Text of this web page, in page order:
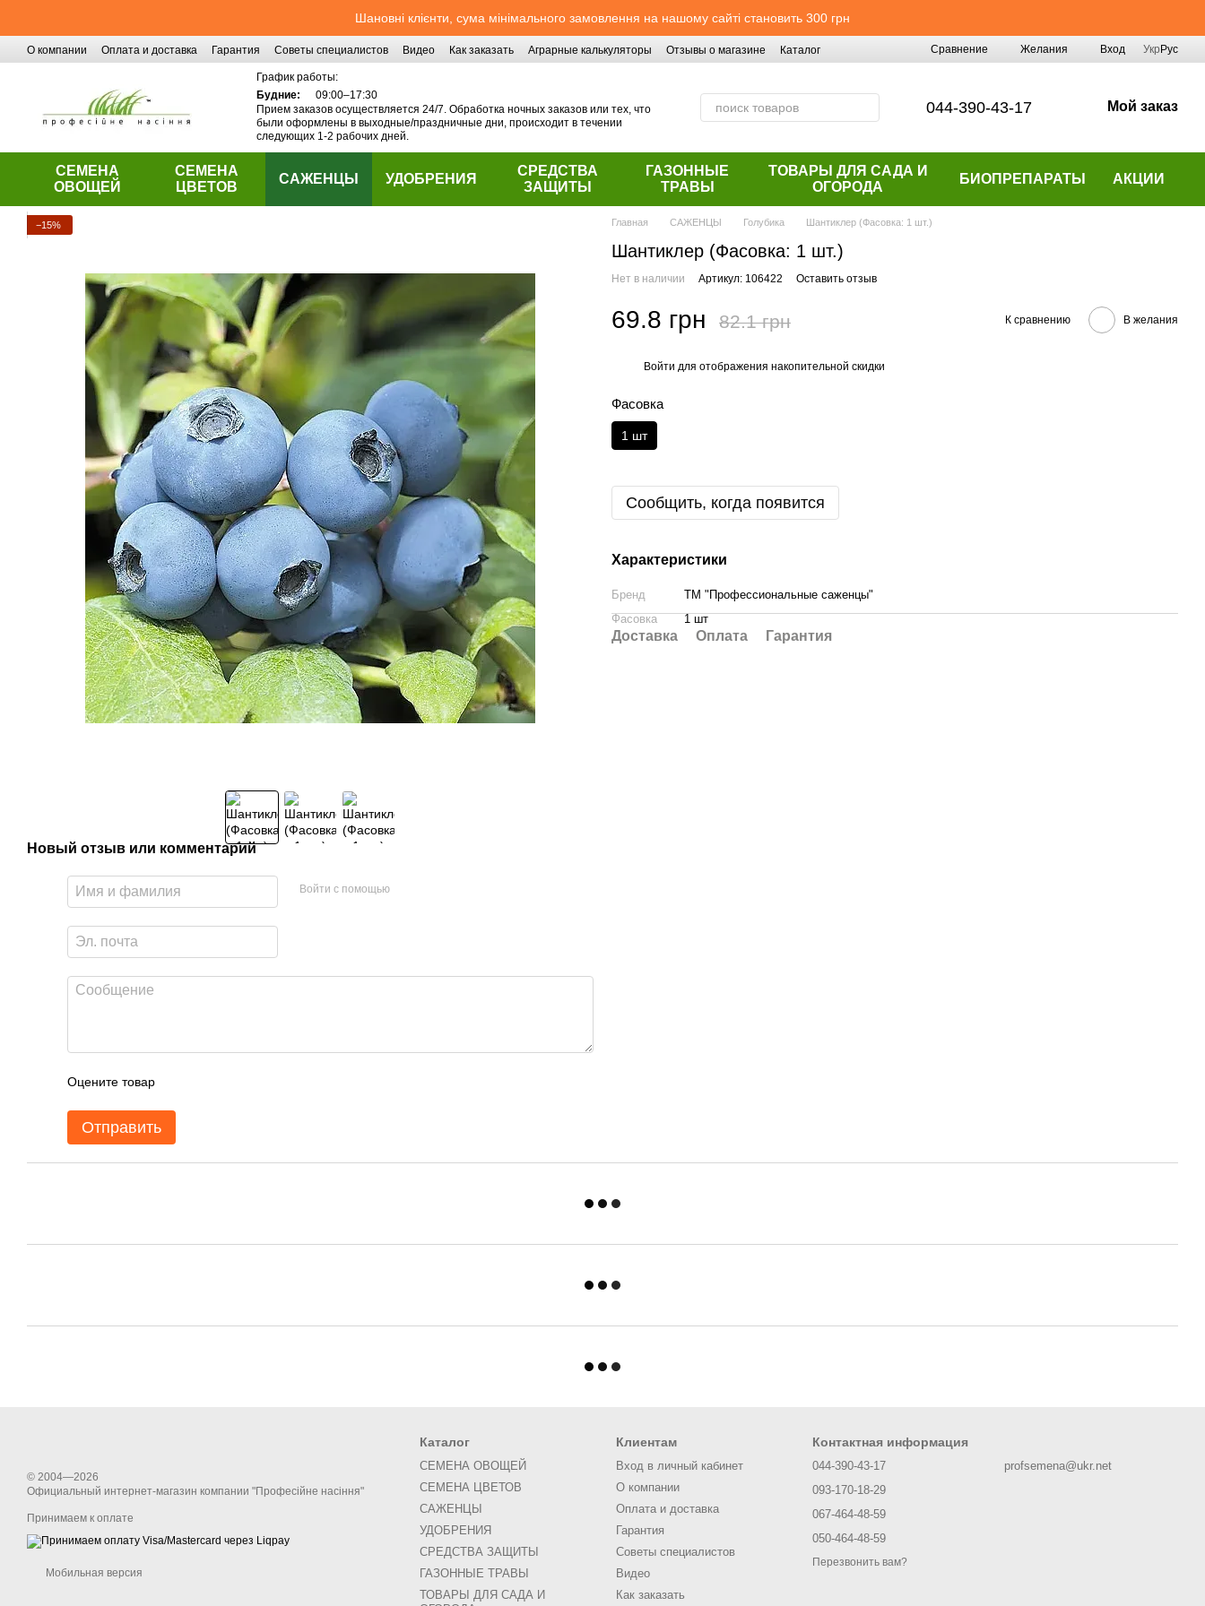
Шановні клієнти, сума мінімального замовлення на нашому сайті становить 300 грн
О компании Оплата и доставка Гарантия Советы специалистов Видео Как заказать Аграрные калькуляторы Отзывы о магазине
Каталог
Сравнение Желания Вход УкрРус
График работы:
Будние:
09:00–17:30
Прием заказов осуществляется 24/7. Обработка ночных заказов или тех, что
были оформлены в выходные/праздничные дни, происходит в течении
следующих 1-2 рабочих дней.
044-390-43-17 Мой заказ
СЕМЕНА
ОВОЩЕЙ
СЕМЕНА
ЦВЕТОВ
САЖЕНЦЫ УДОБРЕНИЯ
СРЕДСТВА
ЗАЩИТЫ
ГАЗОННЫЕ
ТРАВЫ
ТОВАРЫ ДЛЯ САДА И
ОГОРОДА
БИОПРЕПАРАТЫ АКЦИИ
−15%
Новый отзыв или комментарий
Войти с помощью
Оцените товар
Отправить
Главная САЖЕНЦЫ Голубика Шантиклер (Фасовка: 1 шт.)
Шантиклер (Фасовка: 1 шт.)
Нет в наличии Артикул: 106422 Оставить отзыв
69.8 грн 82.1 грн К сравнению В желания
Войти для отображения накопительной скидки
Фасовка
1 шт
Сообщить, когда появится
Характеристики
Бренд
ТМ "Профессиональные саженцы"
Фасовка
1 шт
Доставка Оплата Гарантия
© 2004—2026
Официальный интернет-магазин компании "Професійне насіння"
Принимаем к оплате
Мобильная версия
Каталог
СЕМЕНА ОВОЩЕЙ
СЕМЕНА ЦВЕТОВ
САЖЕНЦЫ
УДОБРЕНИЯ
СРЕДСТВА ЗАЩИТЫ
ГАЗОННЫЕ ТРАВЫ
ТОВАРЫ ДЛЯ САДА И
Клиентам
Вход в личный кабинет
О компании
Оплата и доставка
Гарантия
Советы специалистов
Видео
Как заказать
Контактная информация
044-390-43-17
093-170-18-29
067-464-48-59
050-464-48-59
Перезвонить вам?
profsemena@ukr.net